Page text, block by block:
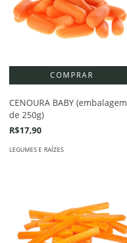
CENOURA BABY (embalagem
de 250g)
R$17,90
LEGUMES E RAÍZES